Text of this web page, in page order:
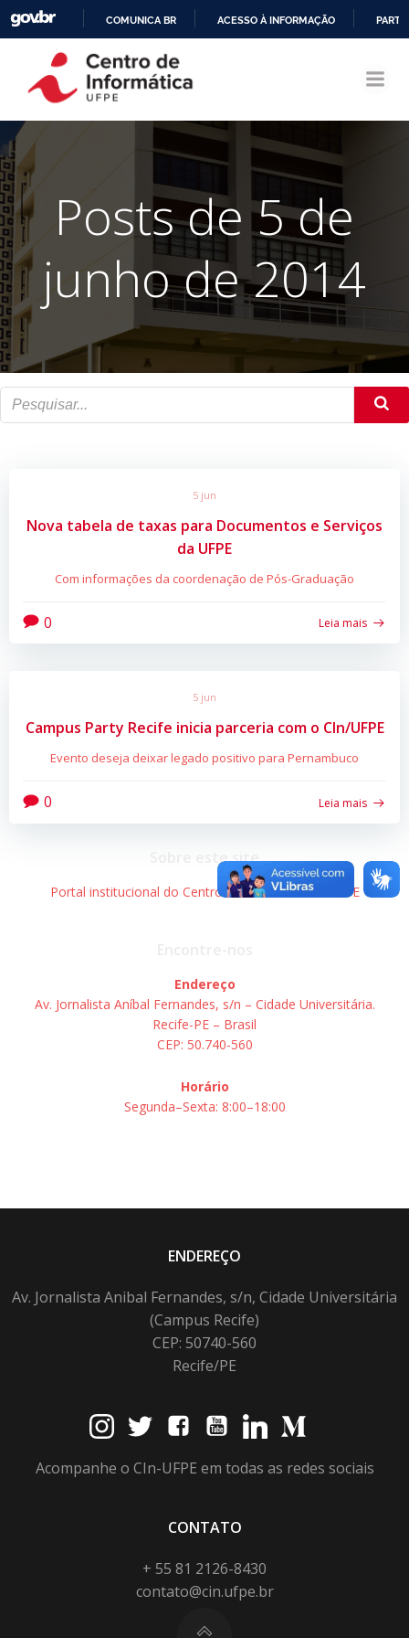
CONTEÚDO
COMUNICA BR ACESSO À INFORMAÇÃO
Posts de 5 de
junho de 2014
5 jun
Nova tabela de taxas para Documentos e Serviços
da UFPE
Com informações da coordenação de Pós-Graduação
0 Leia mais
5 jun
Campus Party Recife inicia parceria com o CIn/UFPE
Evento deseja deixar legado positivo para Pernambuco
0 Leia mais
Sobre este site
Portal institucional do Centro de Informática – UFPE
Endereço
Av. Jornalista Aníbal Fernandes, s/n – Cidade Universitária.
Recife-PE – Brasil
CEP: 50.740-560
Horário
Segunda–Sexta: 8:00–18:00
ENDEREÇO
Av. Jornalista Anibal Fernandes, s/n, Cidade Universitária
(Campus Recife)
CEP: 50740-560
Recife/PE
Acompanhe o CIn-UFPE em todas as redes sociais
CONTATO
+ 55 81 2126-8430
contato@cin.ufpe.br